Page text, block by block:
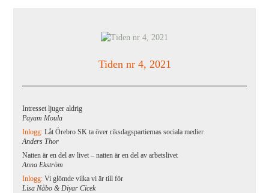
Tiden nr 4, 2021
Intresset ljuger aldrig
Payam Moula
Inlogg:Låt Örebro SK ta över riksdagspartiernas sociala medier
Anders Thor
Natten är en del av livet – natten är en del av arbetslivet
Anna Ekström
Inlogg:Vi glömde vilka vi är till för
Lisa Nåbo & Diyar Cicek